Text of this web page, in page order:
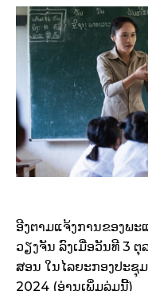
ອີງຕາມແຈ້ງການຂອງພ
ວຽງຈັນ ລົງເມື່ອວັນທີ 3
ສອນ ໃນໄລຍະກອງປະຊຸ
2024 (ອ່ານເພິ່ມລຸ່ມນີ້)